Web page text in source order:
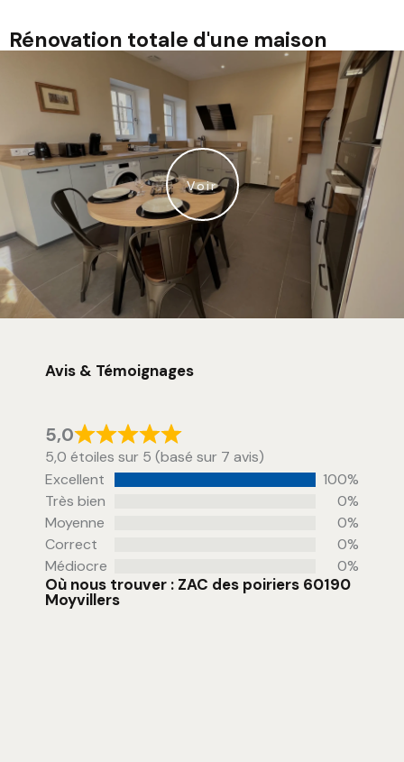
Rénovation totale d'une maison
Voir
Avis & Témoignages
5,0
5,0 étoiles sur 5 (basé sur 7 avis)
Excellent
100%
Très bien
0%
Moyenne
0%
Correct
0%
Médiocre
0%
Où nous trouver : ZAC des poiriers 60190
Moyvillers